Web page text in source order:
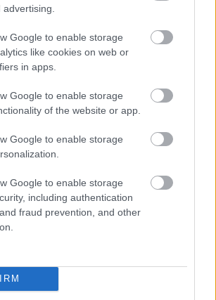
Google to enable storage
like cookies on web or
in apps.
Google to enable storage
of the website or app.
Google to enable storage
Google to enable storage
including authentication
fraud prevention, and other